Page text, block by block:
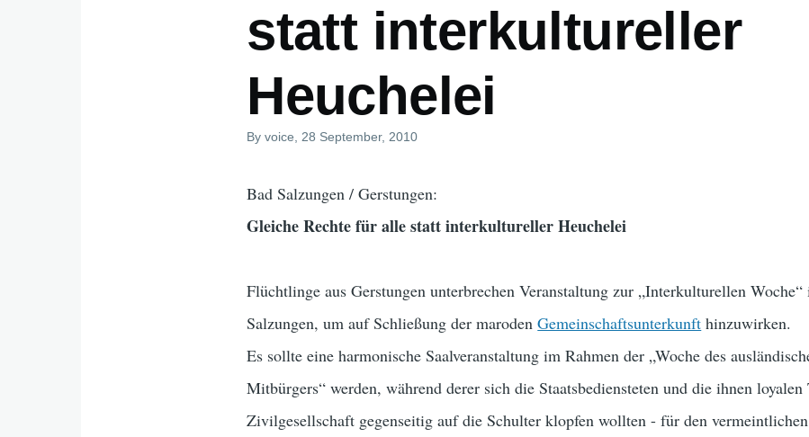
statt interkultureller
Heuchelei
Byvoice , 28 September, 2010
Bad Salzungen / Gerstungen:
Gleiche Rechte für alle statt interkultureller Heuchelei
Flüchtlinge aus Gerstungen unterbrechen Veranstaltung zur „Interkulturellen
Salzungen, um auf Schließung der marodenGemeinschaftsunterkunft hinzuwirken.
Es sollte eine harmonische Saalveranstaltung im Rahmen der „Woche des
Mitbürgers“ werden, während derer sich die Staatsbediensteten und die ihnen loyalen
Zivilgesellschaft gegenseitig auf die Schulter klopfen wollten - für den